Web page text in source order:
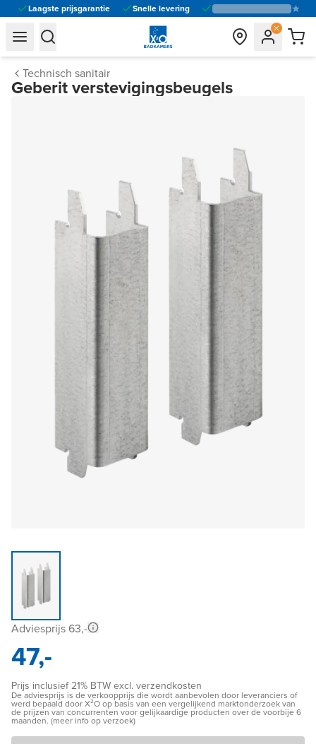
Laagste prijsgarantie Snelle levering
general.navigation.toggle_menu.label
general.navigation.toggle_menu.label
Technisch sanitair
Geberit verstevigingsbeugels
Adviesprijs 63,-
47,-
Prijs inclusief 21% BTW excl. verzendkosten
De adviesprijs is de verkoopprijs die wordt aanbevolen door leveranciers of
werd bepaald door X²O op basis van een vergelijkend marktonderzoek van
de prijzen van concurrenten voor gelijkaardige producten over de voorbije 6
maanden. (meer info op verzoek)